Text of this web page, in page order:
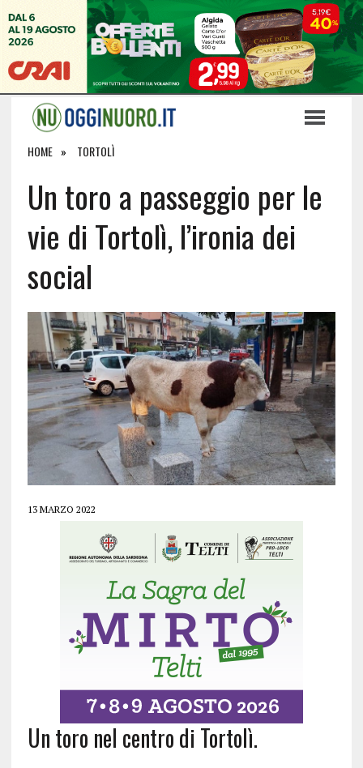
HOME TORTOLÌ
Un toro a passeggio per le
vie di Tortolì, l’ironia dei
social
13 MARZO 2022
Un toro nel centro di Tortolì.